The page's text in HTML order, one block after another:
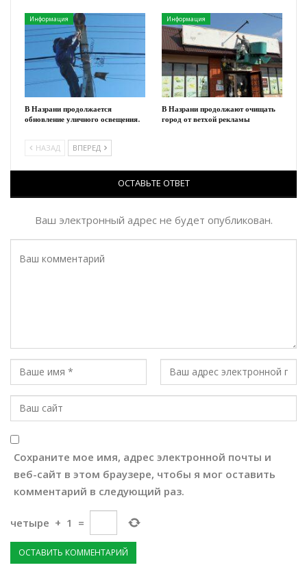
Информация
В Назрани продолжается
обновление уличного освещения.
Информация
В Назрани продолжают очищать
город от ветхой рекламы
НАЗАД ВПЕРЕД
ОСТАВЬТЕ ОТВЕТ
Ваш электронный адрес не будет опубликован.
Сохраните мое имя, адрес электронной почты и
веб-сайт в этом браузере, чтобы я мог оставить
комментарий в следующий раз.
четыре + 1 =